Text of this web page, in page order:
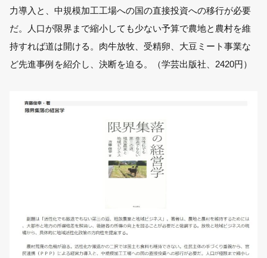
力導入と、中規模加工工場への国の直接投資への移行が必要
だ。人口が限界まで縮小しても少ない予算で農地と農村を維
持すれば道は開ける。肉牛放牧、受精卵、大豆ミート事業な
ど先進事例を紹介し、決断を迫る。（学芸出版社、2420円）